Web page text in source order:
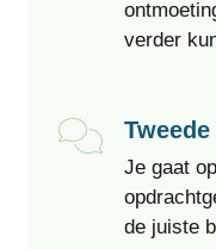
verder
Je gaat
de juiste